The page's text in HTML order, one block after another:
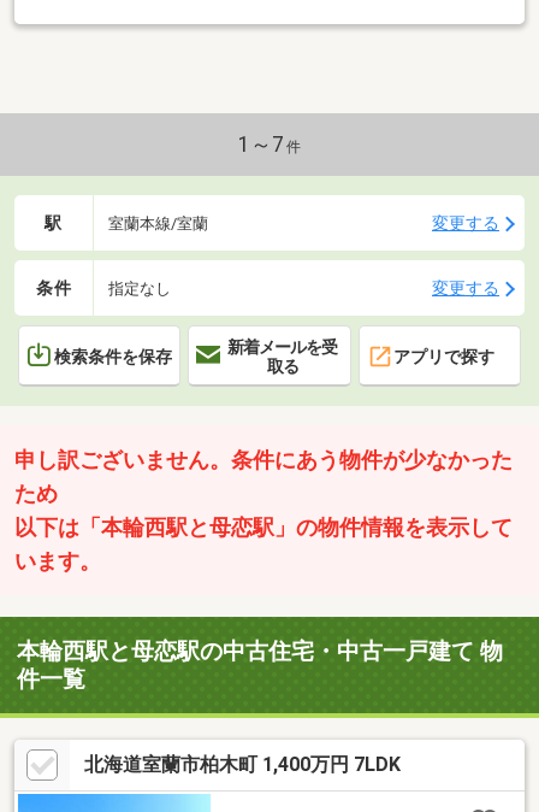
1～7 件
駅 室蘭本線/室蘭 変更する
条件 指定なし 変更する
検索条件を保存
新着メールを受
取る
アプリで探す
申し訳ございません。条件にあう物件が少なかった
ため
以下は「本輪西駅と母恋駅」の物件情報を表示して
います。
本輪西駅と母恋駅の中古住宅・中古一戸建て 物
件一覧
北海道室蘭市柏木町 1,400万円 7LDK